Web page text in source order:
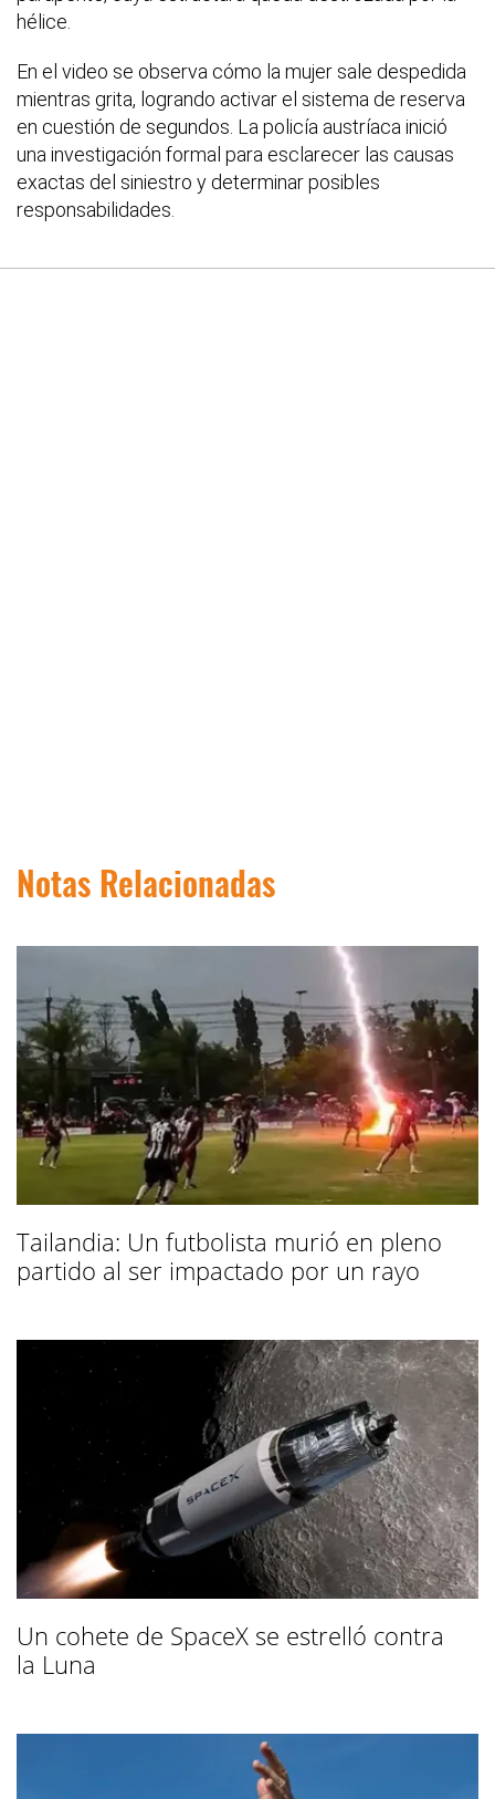
hélice.
En el video se observa cómo la mujer sale despedida
mientras grita, logrando activar el sistema de reserva
en cuestión de segundos. La policía austríaca inició
una investigación formal para esclarecer las causas
exactas del siniestro y determinar posibles
responsabilidades.
Notas Relacionadas
Tailandia: Un futbolista murió en pleno
partido al ser impactado por un rayo
Un cohete de SpaceX se estrelló contra
la Luna